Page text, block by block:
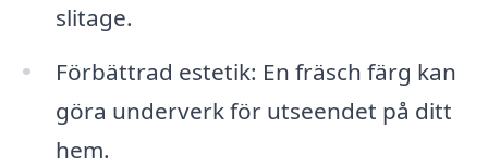
slitage.
Förbättrad estetik: En fräsch färg kan
göra underverk för utseendet på ditt
hem.